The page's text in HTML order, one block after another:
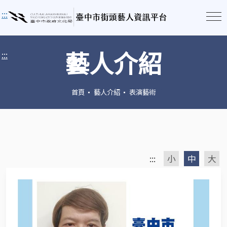
:::
::: 藝人介紹
首頁 藝人介紹 表演藝術
::: 小 中 大